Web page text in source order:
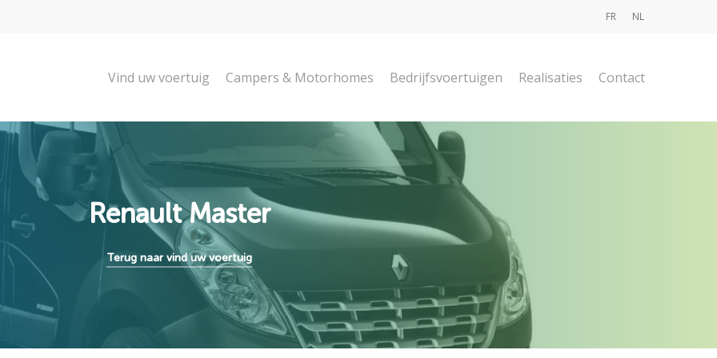
FR NL
Vind uw voertuig Campers & Motorhomes Bedrijfsvoertuigen Realisaties Contact
Renault Master
Terug naar vind uw voertuig